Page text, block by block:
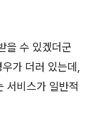
을 수 있겠더군
가 더러 있는데,
서비스가 일반적